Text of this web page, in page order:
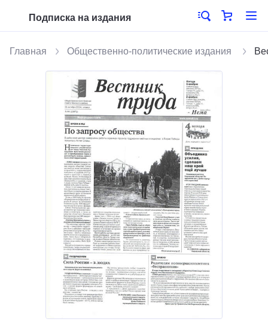
Подписка на издания
Главная Общественно-политические издания